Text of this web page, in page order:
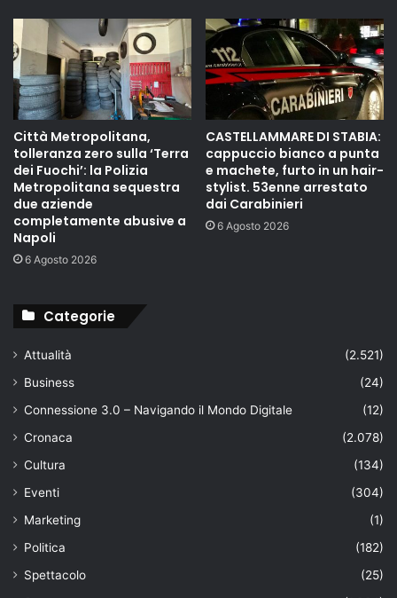
Città Metropolitana,
tolleranza zero sulla ‘Terra
dei Fuochi’: la Polizia
Metropolitana sequestra
due aziende
completamente abusive a
Napoli
6 Agosto 2026
CASTELLAMMARE DI STABIA:
cappuccio bianco a punta
e machete, furto in un hair-
stylist. 53enne arrestato
dai Carabinieri
6 Agosto 2026
Categorie
Attualità
(2.521)
Business
(24)
Connessione 3.0 – Navigando il Mondo Digitale
(12)
Cronaca
(2.078)
Cultura
(134)
Eventi
(304)
Marketing
(1)
Politica
(182)
Spettacolo
(25)